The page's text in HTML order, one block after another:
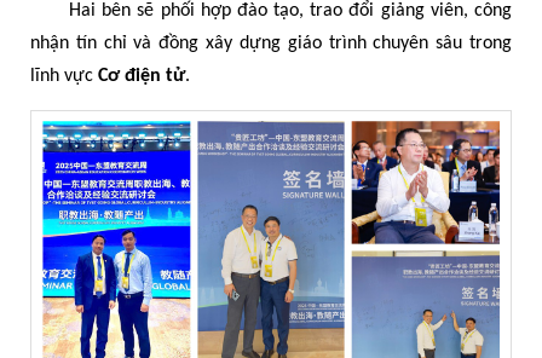
Hai bên sẽ phối hợp đào tạo, trao đổi giảng viên, công
nhận tín chỉ và đồng xây dựng giáo trình chuyên sâu trong
lĩnh vực Cơ điện tử.